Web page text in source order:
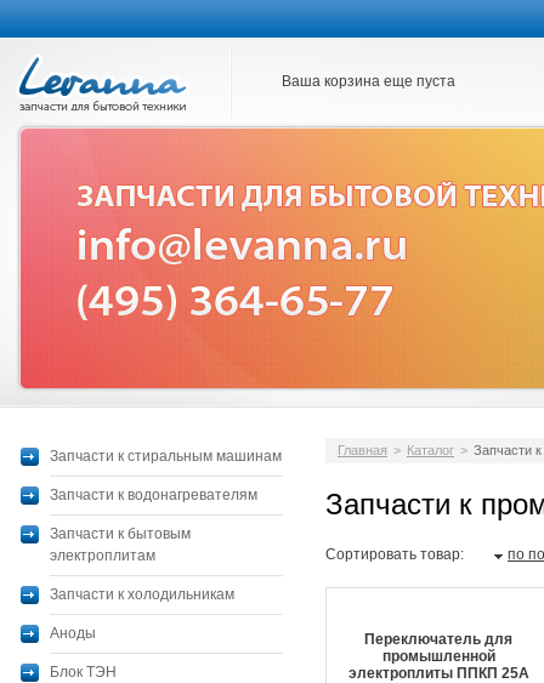
Ваша корзина еще пуста
Запчасти к стиральным машинам
Запчасти к водонагревателям
Запчасти к бытовым
электроплитам
Запчасти к холодильникам
Аноды
Блок ТЭН
Главная > Каталог > Запчасти
Запчасти к
Сортировать товар: по
Переключатель для
промышленной
электроплиты ППКП 25А